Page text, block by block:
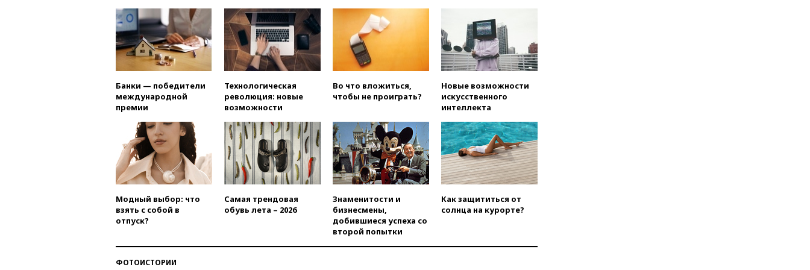
вчера, 20:15
главы «Уралдронзавода»
после взрыва ничего не
угрожает
вчера, 20:08По всей Грузии
снова отключилось
электричество
вчера, 20:00Зеленский связал
дефицит ракет с попыткой
Запада принудить Киев к
уступкам
вчера, 19:45Памфилова: ЦИК
примет беспрецедентные
меры безопасности во время
выборов
вчера, 19:35 Памфилова
сообщила об омоложении
партийных списков на выборах
Банки — победители
международной
премии
Технологическая
революция: новые
возможности
Во что вложиться,
чтобы не проиграть?
Новые возможности
искусственного
интеллекта
Модный выбор: что
взять с собой в
отпуск?
Самая трендовая
обувь лета – 2026
Знаменитости и
бизнесмены,
добившиеся успеха со
второй попытки
Как защититься от
солнца на курорте?
ФОТОИСТОРИИ